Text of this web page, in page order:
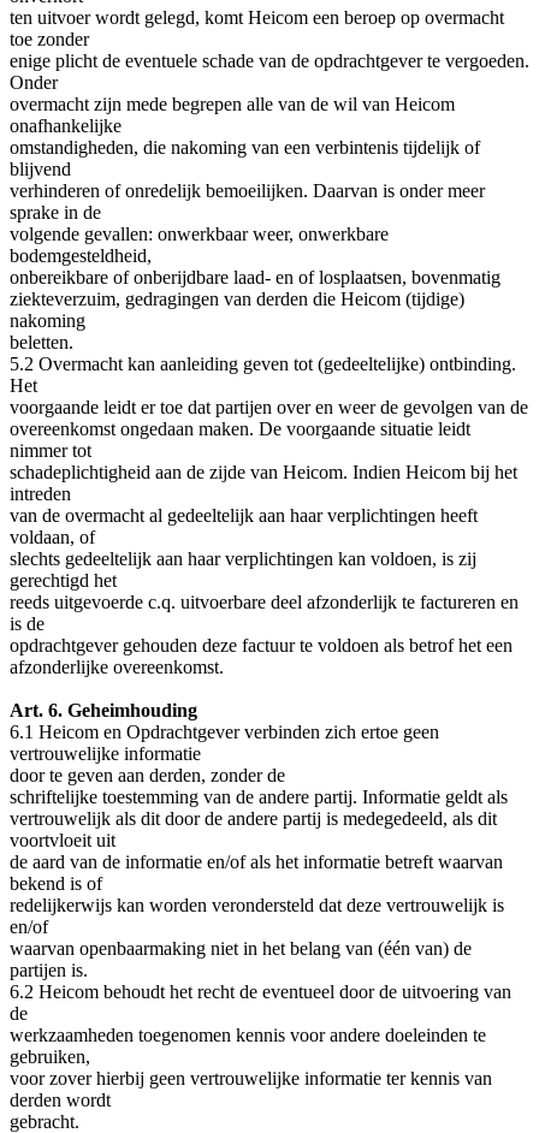
ten uitvoer wordt gelegd, komt Heicom een beroep op overmacht
toe zonder
enige plicht de eventuele schade van de opdrachtgever te vergoeden.
Onder
overmacht zijn mede begrepen alle van de wil van Heicom
onafhankelijke
omstandigheden, die nakoming van een verbintenis tijdelijk of
blijvend
verhinderen of onredelijk bemoeilijken. Daarvan is onder meer
sprake in de
volgende gevallen: onwerkbaar weer, onwerkbare
bodemgesteldheid,
onbereikbare of onberijdbare laad- en of losplaatsen, bovenmatig
ziekteverzuim, gedragingen van derden die Heicom (tijdige)
nakoming
beletten.
5.2 Overmacht kan aanleiding geven tot (gedeeltelijke) ontbinding.
Het
voorgaande leidt er toe dat partijen over en weer de gevolgen van de
overeenkomst ongedaan maken. De voorgaande situatie leidt
nimmer tot
schadeplichtigheid aan de zijde van Heicom. Indien Heicom bij het
intreden
van de overmacht al gedeeltelijk aan haar verplichtingen heeft
voldaan, of
slechts gedeeltelijk aan haar verplichtingen kan voldoen, is zij
gerechtigd het
reeds uitgevoerde c.q. uitvoerbare deel afzonderlijk te factureren en
is de
opdrachtgever gehouden deze factuur te voldoen als betrof het een
afzonderlijke overeenkomst.
Art. 6. Geheimhouding
6.1 Heicom en Opdrachtgever verbinden zich ertoe geen
vertrouwelijke informatie
door te geven aan derden, zonder de
schriftelijke toestemming van de andere partij. Informatie geldt als
vertrouwelijk als dit door de andere partij is medegedeeld, als dit
voortvloeit uit
de aard van de informatie en/of als het informatie betreft waarvan
bekend is of
redelijkerwijs kan worden verondersteld dat deze vertrouwelijk is
en/of
waarvan openbaarmaking niet in het belang van (één van) de
partijen is.
6.2 Heicom behoudt het recht de eventueel door de uitvoering van
de
werkzaamheden toegenomen kennis voor andere doeleinden te
gebruiken,
voor zover hierbij geen vertrouwelijke informatie ter kennis van
derden wordt
gebracht.